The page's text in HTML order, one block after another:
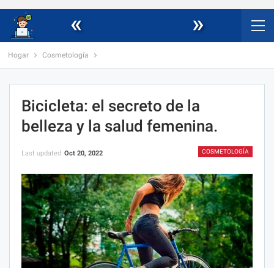
« »
Hogar Cosmetología
Bicicleta: el secreto de la
belleza y la salud femenina.
COSMETOLOGÍA
Last updated Oct 20, 2022